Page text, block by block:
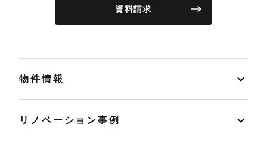
資料請求
物件情報
リノベーション事例